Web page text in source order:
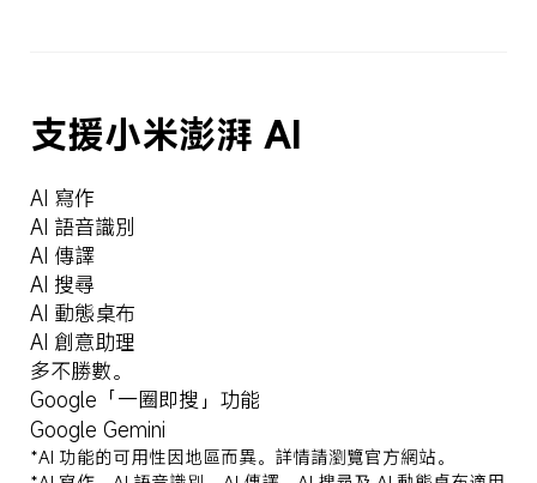
支援小米澎湃 AI
AI 寫作
AI 語音識別
AI 傳譯
AI 搜尋
AI 動態桌布
AI 創意助理
多不勝數。
Google「一圈即搜」功能
Google Gemini
*AI 功能的可用性因地區而異。詳情請瀏覽官方網站。